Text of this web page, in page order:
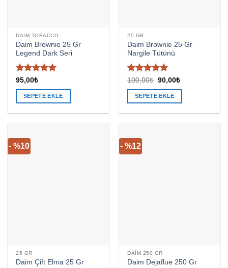
DAIM TOBACCO
Daim Brownie 25 Gr
Legend Dark Seri
5 üzerinden
5oy aldı
95,00₺
SEPETE EKLE
25 GR
Daim Brownie 25 Gr
Nargile Tütünü
5 üzerinden
4.91oy
aldı
100,00₺ Orijinal
100,00₺.
90,00₺Şu
SEPETE EKLE
- %10
25 GR
Daim Çift Elma 25 Gr
- %12
DAIM 250 GR
Daim Dejaflue 250 Gr